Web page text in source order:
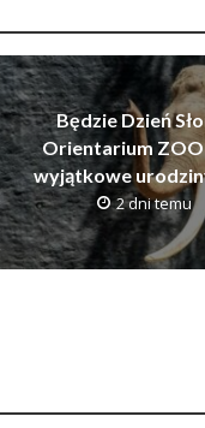
Będzie Dzień
Orientarium ZOO
wyjątkowe
2 dni temu